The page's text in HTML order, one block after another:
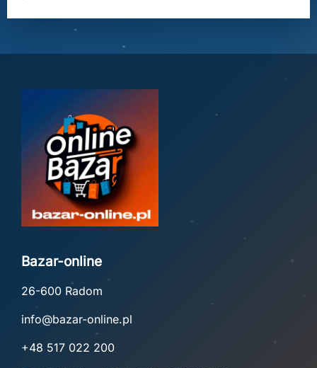
Bazar-online
26-600 Radom
info@bazar-online.pl
+48 517 022 200